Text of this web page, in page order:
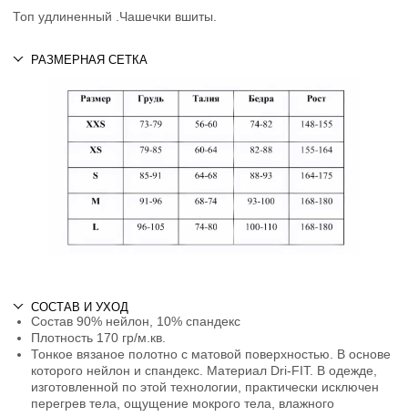
Топ удлиненный .Чашечки вшиты.
РАЗМЕРНАЯ СЕТКА
СОСТАВ И УХОД
Состав 90% нейлон, 10% спандекс
Плотность 170 гр/м.кв.
Тонкое вязаное полотно с матовой поверхностью. В основе
которого нейлон и спандекс. Материал Dri-FIT. В одежде,
изготовленной по этой технологии, практически исключен
перегрев тела, ощущение мокрого тела, влажного